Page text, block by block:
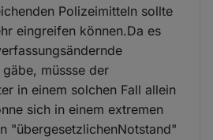
Polizeimitteln sollte
eingreifen können.Da es
müssse der
in einem solchen Fall allein
sich in einem extremen
"übergesetzlichenNotstand"